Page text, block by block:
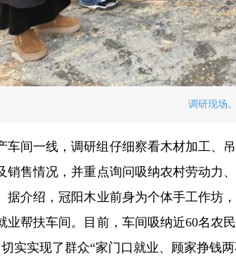
调研现场
车间一线，调研组仔细察看木材加工、
销售情况，并重点询问吸纳农村劳动力
据介绍，冠阳木业前身为个体手工作坊
业帮扶车间。目前，车间吸纳近60名农
实实现了群众“家门口就业、顾家挣钱两